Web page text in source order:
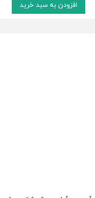
افزودن به سبد خرید